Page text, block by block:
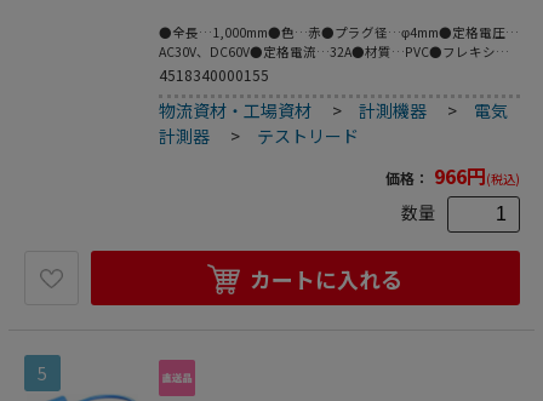
●全長…1,000mm●色…赤●プラグ径…φ4mm●定格電圧…
AC30V、DC60V●定格電流…32A●材質…PVC●フレキシブ
ルなケーブルの両端にスタック接続可能なφ4mmの
の両方がMULTILAMの場合は接続できません。●MULTILAM
付（ばね形状の多面接触子付）●梱包サイ
ズ:151×119×26●梱包重量58g
4518340000155
物流資材・工場資材 >計測機器 > 電気
計測器
> テストリード
価格： 966円(税込)
数量
カートに入れる
5